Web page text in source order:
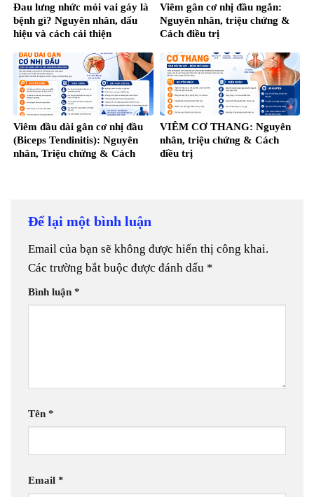
Đau lưng nhức mỏi vai gáy là
bệnh gì? Nguyên nhân, dấu
hiệu và cách cải thiện
Viêm gân cơ nhị đầu ngắn:
Nguyên nhân, triệu chứng &
Cách điều trị
Viêm đầu dài gân cơ nhị đầu
(Biceps Tendinitis): Nguyên
nhân, Triệu chứng & Cách
VIÊM CƠ THANG: Nguyên
nhân, triệu chứng & Cách
điều trị
Để lại một bình luận
Email của bạn sẽ không được hiển thị công khai.
Các trường bắt buộc được đánh dấu *
Bình luận *
Tên *
Email *